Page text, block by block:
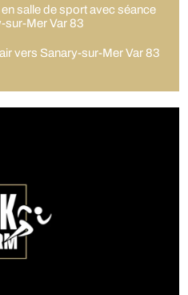
salle de sport avec séance
sur-Mer Var 83
vers Sanary-sur-Mer Var 83